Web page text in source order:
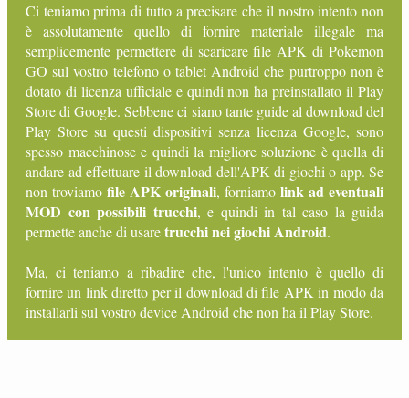
Ci teniamo prima di tutto a precisare che il nostro intento non
è assolutamente quello di fornire materiale illegale ma
semplicemente permettere di scaricare file APK di Pokemon
GO sul vostro telefono o tablet Android che purtroppo non è
dotato di licenza ufficiale e quindi non ha preinstallato il Play
Store di Google. Sebbene ci siano tante guide al download del
Play Store su questi dispositivi senza licenza Google, sono
spesso macchinose e quindi la migliore soluzione è quella di
andare ad effettuare il download dell'APK di giochi o app. Se
non troviamo file APK originali, forniamo link ad eventuali
MOD con possibili trucchi, e quindi in tal caso la guida
permette anche di usaretrucchi nei giochi Android.
Ma, ci teniamo a ribadire che, l'unico intento è quello di
fornire un link diretto per il download di file APK in modo da
installarli sul vostro device Android che non ha il Play Store.